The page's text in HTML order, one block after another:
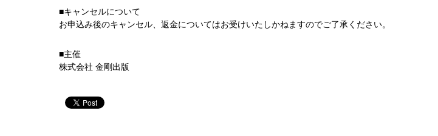
■キャンセルについて
お申込み後のキャンセル、返金についてはお受けいたしかねますのでご了承ください。
■主催
株式会社 金剛出版